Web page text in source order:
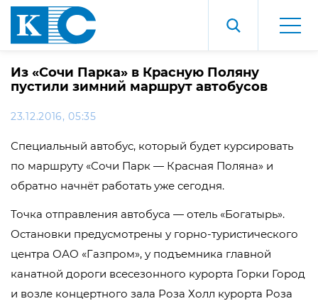
Из «Сочи Парка» в Красную Поляну
пустили зимний маршрут автобусов
23.12.2016, 05:35
Специальный автобус, который будет курсировать
по маршруту «Сочи Парк — Красная Поляна» и
обратно начнёт работать уже сегодня.
Точка отправления автобуса — отель «Богатырь».
Остановки предусмотрены у горно-туристического
центра ОАО «Газпром», у подъемника главной
канатной дороги всесезонного курорта Горки Город
и возле концертного зала Роза Холл курорта Роза